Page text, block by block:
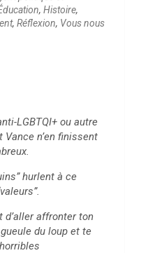
, Histoire,
, Réflexion, Vous nous
LGBTQI+ ou autre
n’en finissent
hurlent à ce
d’aller affronter ton
du loup et te